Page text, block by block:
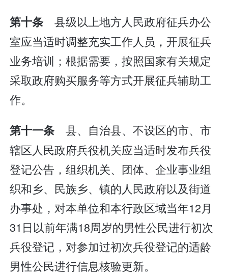
第十条 县级以上地方人民政府征兵办公
室应当适时调整充实工作人员，开展征兵
业务培训；根据需要，按照国家有关规定
采取政府购买服务等方式开展征兵辅助工
作。
第十一条 县、自治县、不设区的市、市
辖区人民政府兵役机关应当适时发布兵役
登记公告，组织机关、团体、企业事业组
织和乡、民族乡、镇的人民政府以及街道
办事处，对本单位和本行政区域当年12月
31日以前年满18周岁的男性公民进行初次
兵役登记，对参加过初次兵役登记的适龄
男性公民进行信息核验更新。